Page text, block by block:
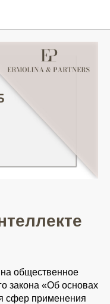
общественное
закона «Об основах
сфер применения